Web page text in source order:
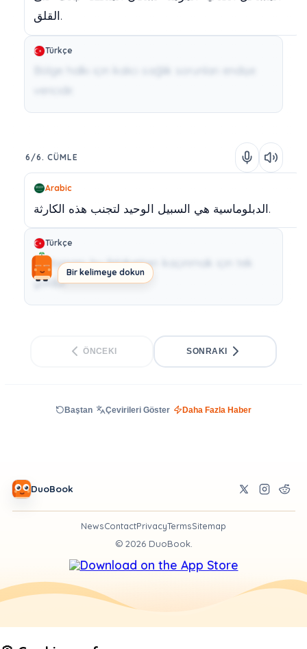
Bir kelimeye dokun
القلق.
Türkçe
Bölge halkı için kalıcı sağlık sorunları endişe
6/6. CÜMLE
Arabic
الدبلوماسية هي السبيل الوحيد لتجنب هذه الكارثة.
Türkçe
Diplomasi, bu felaketten kaçınmak için tek
yoldur.
ÖNCEKI SONRAKI
Baştan Çevirileri Göster Daha Fazla Haber
DuoBook
NewsContactPrivacyTermsSitemap
© 2026DuoBook.